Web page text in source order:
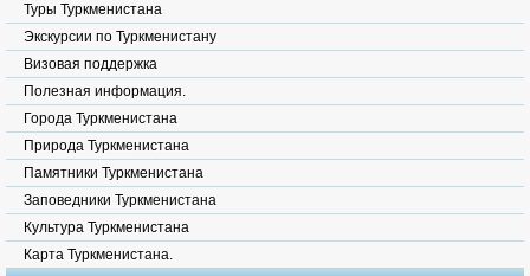
Туры Туркменистана
Экскурсии по Туркменистану
Визовая поддержка
Полезная информация.
Города Туркменистана
Природа Туркменистана
Памятники Туркменистана
Заповедники Туркменистана
Культура Туркменистана
Карта Туркменистана.